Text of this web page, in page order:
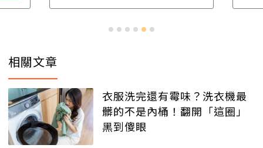
相關文章
衣服洗完還有霉味？洗衣機最
髒的不是內桶！翻開「這圈」
黑到傻眼